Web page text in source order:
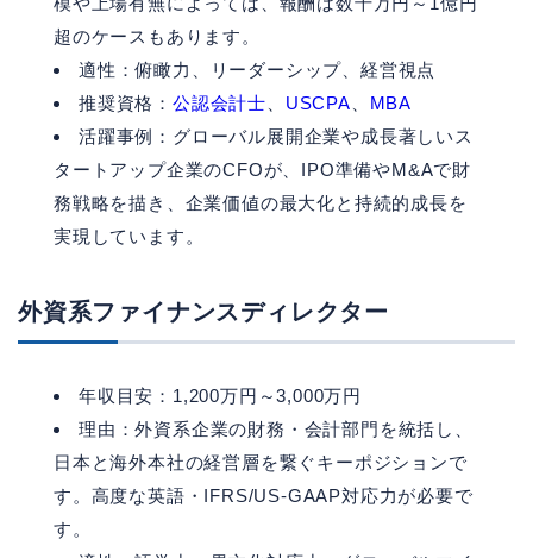
超のケースもあります。
適性：俯瞰力、リーダーシップ、経営視点
推奨資格： 公認会計士 USCPA
MBA
活躍事例：グローバル展開企業や成長著しいス
タートアップ企業のCFOが、IPO準備やM&Aで財
務戦略を描き、企業価値の最大化と持続的成長を
実現しています。
外資系ファイナンスディレクター
年収目安：1,200万円～3,000万円
理由：外資系企業の財務・会計部門を統括し、
日本と海外本社の経営層を繋ぐキーポジションで
す。高度な英語・IFRS/US-GAAP対応力が必要で
す。